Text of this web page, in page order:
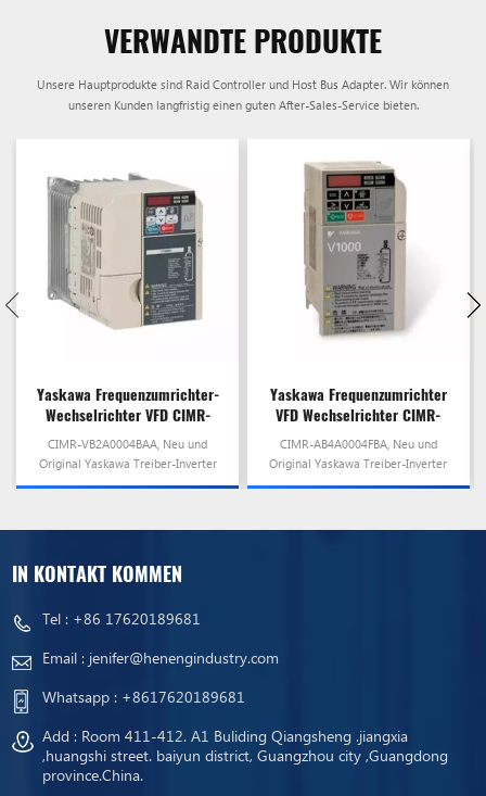
VERWANDTE PRODUKTE
Unsere Hauptprodukte sind Raid Controller und Host Bus Adapter. Wir können
unseren Kunden langfristig einen guten After-Sales-Service bieten.
Yaskawa Frequenzumrichter-
Wechselrichter VFD CIMR-
VB2A0004BAA
CIMR-VB2A0004BAA, Neu und
Original Yaskawa Treiber-Inverter
VFD, auf Lager und versandbereit!
Yaskawa Frequenzumrichter
VFD Wechselrichter CIMR-
AB4A0004FBA
CIMR-AB4A0004FBA, Neu und
Original Yaskawa Treiber-Inverter
VFD, auf Lager und versandbereit!
IN KONTAKT KOMMEN
Tel : +86 17620189681
Email : jenifer@henengindustry.com
Whatsapp : +8617620189681
Add : Room 411-412. A1 Buliding Qiangsheng .jiangxia
,huangshi street. baiyun district, Guangzhou city ,Guangdong
province.China.